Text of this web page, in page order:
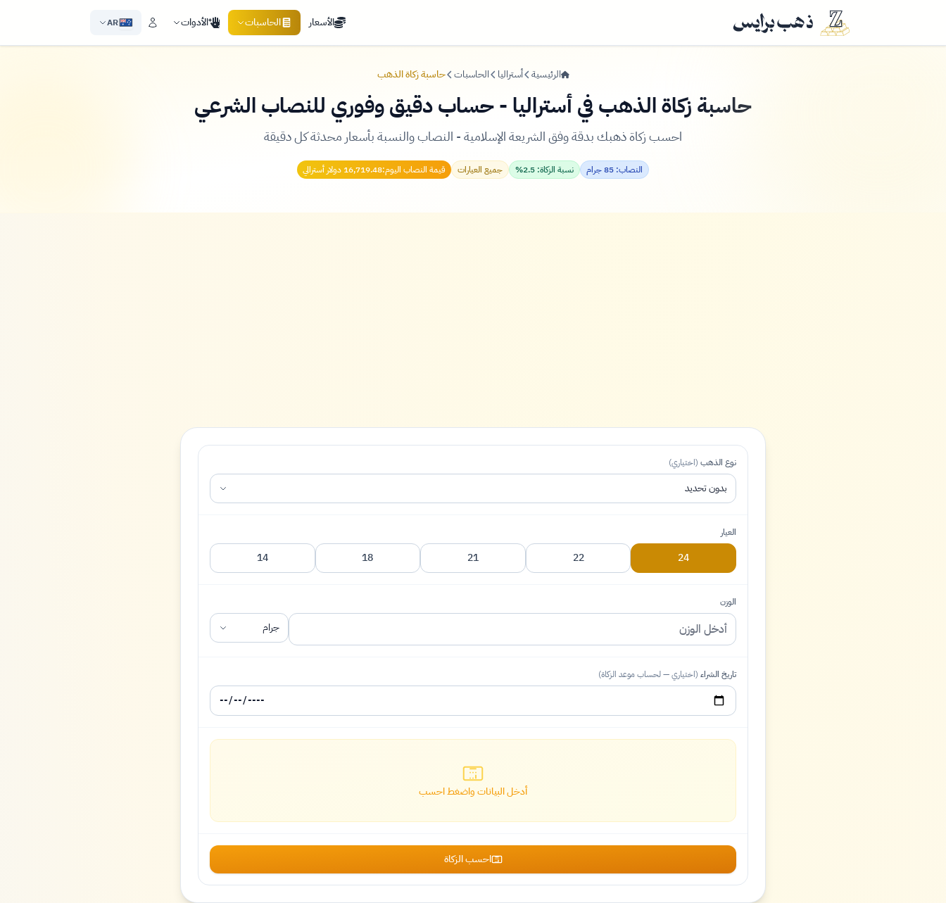
الأسعار الحاسبات الأدوات AR
الرئيسية أستراليا الحاسبات حاسبة زكاة الذهب
حاسبة زكاة الذهب في أستراليا - حساب دقيق وفوري للنصاب الشرعي
احسب زكاة ذهبك بدقة وفق الشريعة الإسلامية - النصاب والنسبة بأسعار محدثة كل دقيقة
النصاب: 85 جرام نسبة الزكاة: 2.5% جميع العيارات قيمة النصاب اليوم:16,719.48 دولار أسترالي
نوع الذهب (اختياري)
بدون تحديد
العيار
24
22
21
18
14
الوزن
جرام
تاريخ الشراء (اختياري — لحساب موعد الزكاة)
أدخل البيانات واضغط احسب
احسب الزكاة